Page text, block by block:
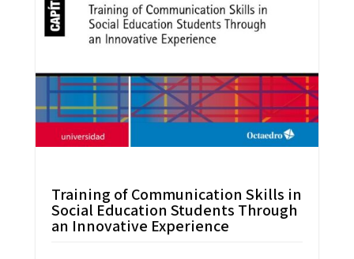
Training of Communication Skills in
Social Education Students Through
an Innovative Experience